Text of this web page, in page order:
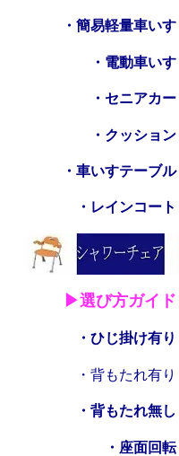
・簡易軽量車いす
・電動車いす
・セニアカー
・クッション
・車いすテーブル
・レインコート
▶選び方ガイド
・ひじ掛け有り
・背もたれ有り
・背もたれ無し
・座面回転